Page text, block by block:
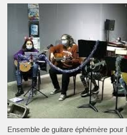
Ensemble de guitare éphémère pour